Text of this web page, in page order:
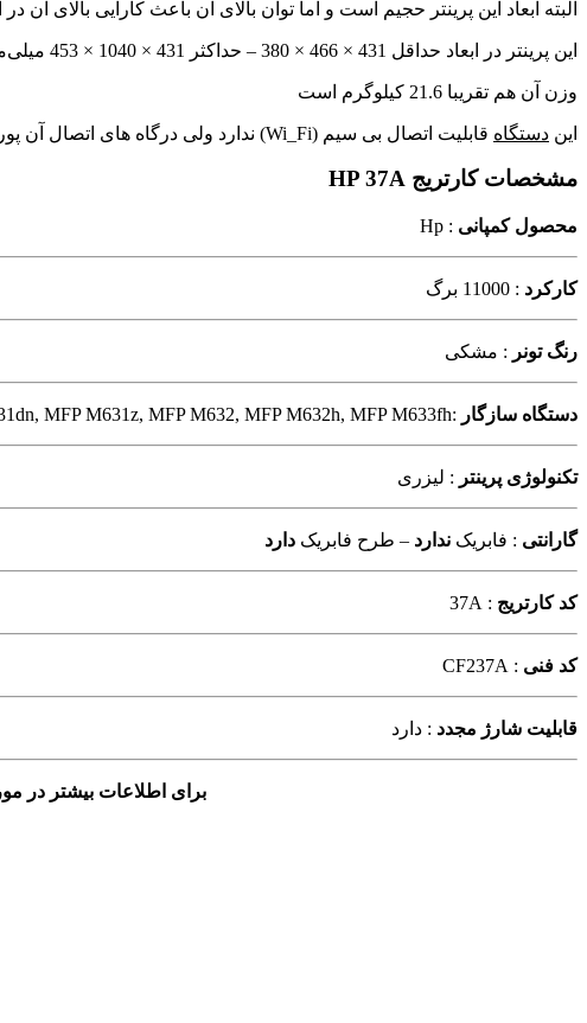
البته ابعاد این پرینتر حجیم است و اما توان بالای آن باعث کارایی بالای آن
این پرینتر در ابعاد حداقل 431 × 466 × 380 – حداکثر 431 × 1040 × 453
وزن آن هم تقریبا 21.6 کیلوگرم است
این دستگاه قابلیت اتصال بی سیم (Wi_Fi) ندارد ولی درگاه های اتصال آن پورت USB2.0 و پورت شبکه
مشخصات کارتریج HP 37A
محصول کمپانی : Hp
کارکرد : 11000 برگ
رنگ تونر : مشکی
دستگاه سازگار :HP M631h, M632z, M633z, M607dn, M607n, M608dn, M608n, M608x, M609dn, M609x, MFP M631dn, MFP M631z, MFP M632, MFP M632h, MFP M633fh
تکنولوژی پرینتر : لیزری
گارانتی : فابریک ندارد – طرح فابریک دارد
کد کارتریج : 37A
کد فنی : CF237A
قابلیت شارژ مجدد : دارد
برای اطلاعات بیشتر در